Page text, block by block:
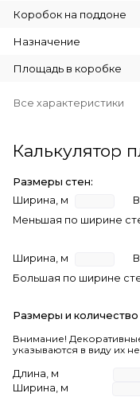
Коробок на поддоне
Назначение
Площадь в коробке
Все характеристики
Калькулятор
Размеры стен:
Ширина, м
Меньшая по ширине
Ширина, м
Большая по ширине
Размеры и
Внимание!
указываются в виду их
Длина, м
Ширина, м